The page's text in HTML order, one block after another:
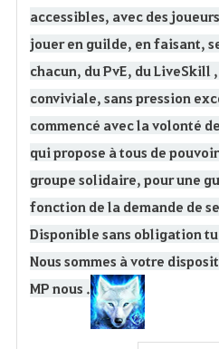
accessibles, avec des
jouer en guilde, en faisant,
chacun, du PvE, du LiveSkill
conviviale, sans pression
commencé avec la volonté
qui propose à tous de
groupe solidaire, pour une
fonction de la demande de
Disponible sans obligation
Nous sommes à votre
MP nous .